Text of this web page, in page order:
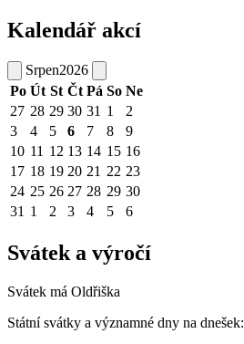
Kalendář akcí
Srpen2026
Po Út St Čt Pá So Ne
27 28 29 30 31 1
2
3
4 5 6 7 8
9
10 11 12 13 14 15 16
17 18 19 20 21 22 23
24 25 26 27 28 29 30
31 1 2 3 4 5 6
Svátek a výročí
Svátek má Oldřiška
Státní svátky a významné dny na dnešek: